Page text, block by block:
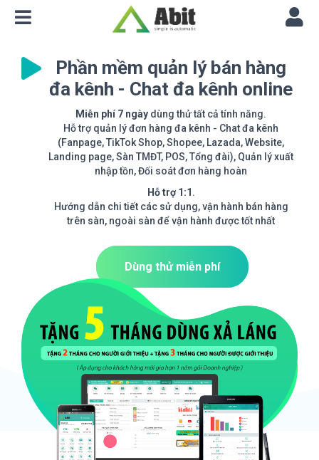
Phần mềm quản lý bán hàng
đa kênh - Chat đa kênh online
Miễn phí 7 ngày dùng thử tất cả tính năng.
Hỗ trợ quản lý đơn hàng đa kênh - Chat đa kênh
(Fanpage, TikTok Shop, Shopee, Lazada, Website,
Landing page, Sàn TMĐT, POS, Tổng đài), Quản lý xuất
nhập tồn, Đối soát đơn hàng hoàn
Hỗ trợ 1:1 .
Hướng dẫn chi tiết các sử dụng, vận hành bán hàng
trên sàn, ngoài sàn để vận hành được tốt nhất
Dùng thử miễn phí